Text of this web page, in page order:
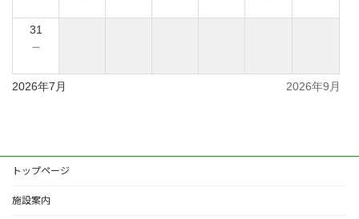
31
－
2026年7月 2026年9月
トップページ
施設案内